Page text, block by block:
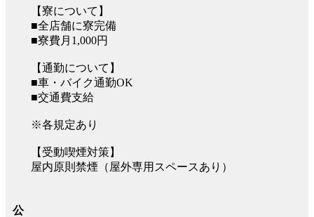
【寮について】
■全店舗に寮完備
■寮費月1,000円
【通勤について】
■車・バイク通勤OK
■交通費支給
※各規定あり
【受動喫煙対策】
屋内原則禁煙（屋外専用スペースあり）
公